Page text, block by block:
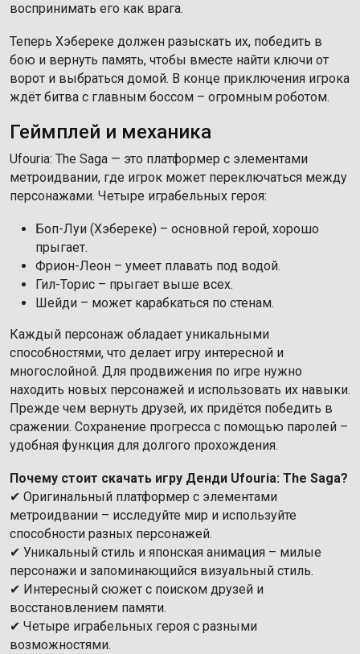
воспринимать его как врага.
Теперь Хэбереке должен разыскать их, победить в
бою и вернуть память, чтобы вместе найти ключи от
ворот и выбраться домой. В конце приключения игрока
ждёт битва с главным боссом – огромным роботом.
Геймплей и механика
Ufouria: The Saga — это платформер с элементами
метроидвании, где игрок может переключаться между
персонажами. Четыре играбельных героя:
Боп-Луи (Хэбереке) – основной герой, хорошо
прыгает.
Фрион-Леон – умеет плавать под водой.
Гил-Торис – прыгает выше всех.
Шейди – может карабкаться по стенам.
Каждый персонаж обладает уникальными
способностями, что делает игру интересной и
многослойной. Для продвижения по игре нужно
находить новых персонажей и использовать их навыки.
Прежде чем вернуть друзей, их придётся победить в
сражении. Сохранение прогресса с помощью паролей –
удобная функция для долгого прохождения.
Почему стоит скачать игру Денди Ufouria: The Saga?
✔ Оригинальный платформер с элементами
метроидвании – исследуйте мир и используйте
способности разных персонажей.
✔ Уникальный стиль и японская анимация – милые
персонажи и запоминающийся визуальный стиль.
✔ Интересный сюжет с поиском друзей и
восстановлением памяти.
✔ Четыре играбельных героя с разными
возможностями.